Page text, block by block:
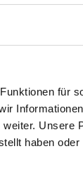
für
Unsere
haben